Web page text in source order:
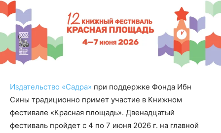
Издательство «Садра» при поддержке Фонда Ибн
Сины традиционно примет участие в Книжном
фестивале «Красная площадь». Двенадцатый
фестиваль пройдет с 4 по 7 июня 2026 г. на главной